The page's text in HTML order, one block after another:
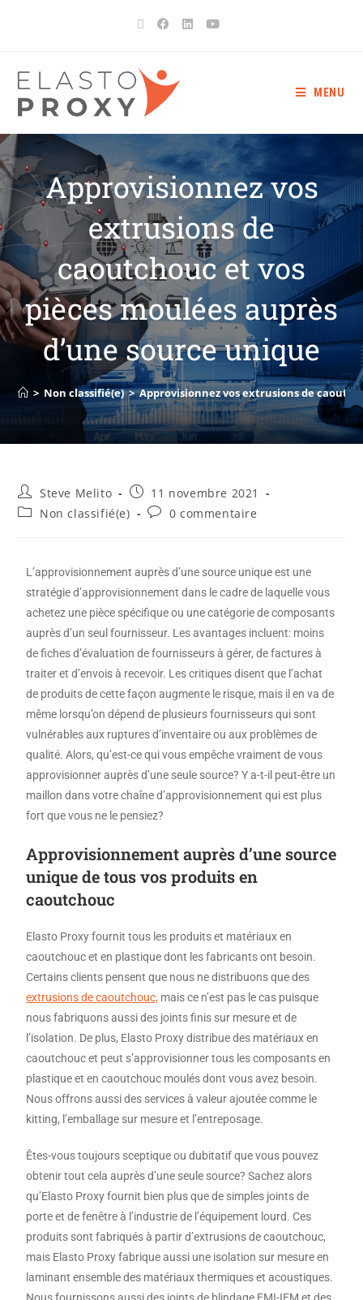
MENU
Approvisionnez vos
extrusions de
caoutchouc et vos
pièces moulées auprès
d’une source unique
> Non classifié(e) > Approvisionnez vos extrusions de
Steve Melito
11 novembre 2021
Non classifié(e)
0 commentaire
L’approvisionnement auprès d’une source unique est une
stratégie d’approvisionnement dans le cadre de laquelle vous
achetez une pièce spécifique ou une catégorie de composants
auprès d’un seul fournisseur. Les avantages incluent: moins
de fiches d’évaluation de fournisseurs à gérer, de factures à
traiter et d’envois à recevoir. Les critiques disent que l’achat
de produits de cette façon augmente le risque, mais il en va de
même lorsqu’on dépend de plusieurs fournisseurs qui sont
vulnérables aux ruptures d’inventaire ou aux problèmes de
qualité. Alors, qu’est-ce qui vous empêche vraiment de vous
approvisionner auprès d’une seule source? Y a-t-il peut-être un
maillon dans votre chaîne d’approvisionnement qui est plus
fort que vous ne le pensiez?
Approvisionnement auprès d’une source
unique de tous vos produits en
caoutchouc
Elasto Proxy fournit tous les produits et matériaux en
caoutchouc et en plastique dont les fabricants ont besoin.
Certains clients pensent que nous ne distribuons que des
extrusions de caoutchouc, mais ce n’est pas le cas puisque
nous fabriquons aussi des joints finis sur mesure et de
l’isolation. De plus, Elasto Proxy distribue des matériaux en
caoutchouc et peut s’approvisionner tous les composants en
plastique et en caoutchouc moulés dont vous avez besoin.
Nous offrons aussi des services à valeur ajoutée comme le
kitting, l’emballage sur mesure et l’entreposage.
Êtes-vous toujours sceptique ou dubitatif que vous pouvez
obtenir tout cela auprès d’une seule source? Sachez alors
qu’Elasto Proxy fournit bien plus que de simples joints de
porte et de fenêtre à l’industrie de l’équipement lourd. Ces
produits sont fabriqués à partir d’extrusions de caoutchouc,
mais Elasto Proxy fabrique aussi une isolation sur mesure en
laminant ensemble des matériaux thermiques et acoustiques.